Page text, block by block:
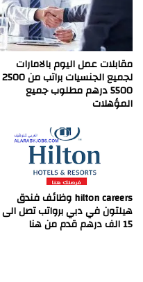
مقابلات عمل اليوم بالامارات
5500 درهم مطلوب جميع
المؤهلات
hilton careers وظائف فندق
هيلتون في دبي برواتب تصل الى
15 الف درهم قدم من هنا